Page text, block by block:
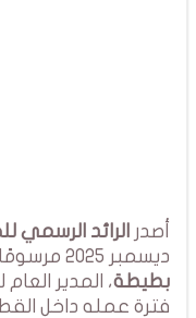
أصدر الرائد الرسمي
ديسمبر 2025 مرسومًا حكوميًا يقضي بمنح
بطيطة، المدير العام